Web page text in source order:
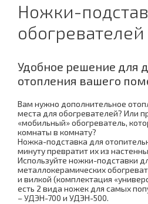
Ножки-
обогревателей
Удобное решение для
отопления вашего
Вам нужно дополнительное
места для обогревателей? Или
«мобильный» обогреватель,
комнаты в комнату?
Ножка-подставка для
минуту превратит их из
Используйте ножки-подставки
металлокерамических
и вилкой (комплектация
есть 2 вида ножек для самых
– УДЭН-700 и УДЭН-500.